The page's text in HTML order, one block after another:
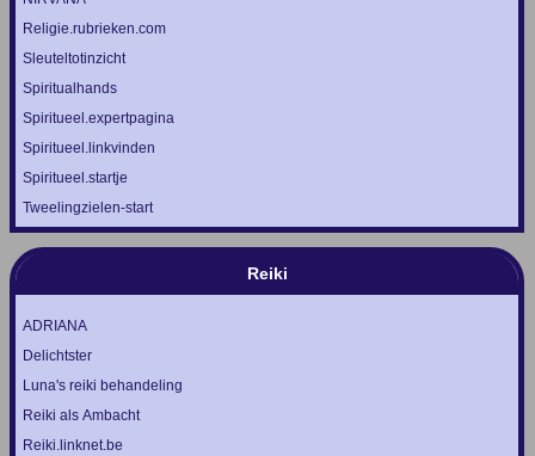
Religie.rubrieken.com
Sleuteltotinzicht
Spiritualhands
Spiritueel.expertpagina
Spiritueel.linkvinden
Spiritueel.startje
Tweelingzielen-start
Reiki
ADRIANA
Delichtster
Luna's reiki behandeling
Reiki als Ambacht
Reiki.linknet.be